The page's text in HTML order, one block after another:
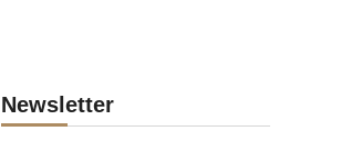
Newsletter